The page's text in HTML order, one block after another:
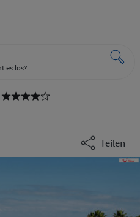
es los?
Teilen